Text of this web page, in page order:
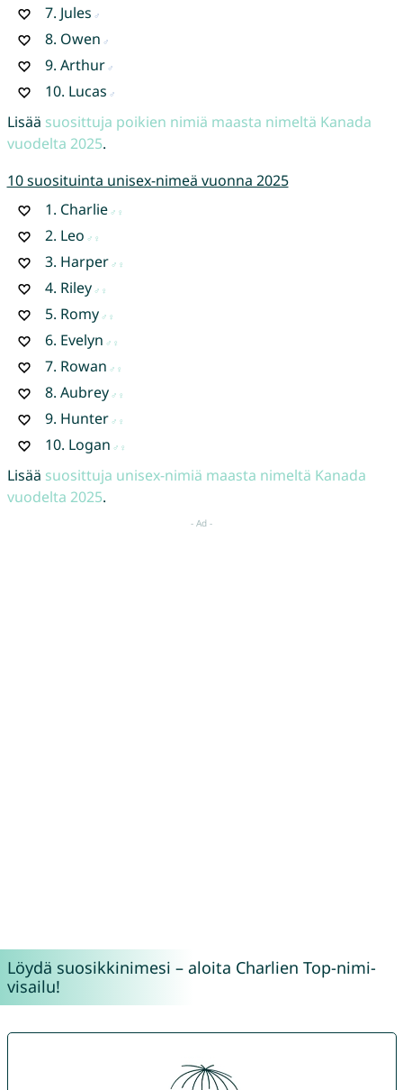
7. Jules
8. Owen
9. Arthur
10. Lucas
Lisää suosittuja poikien nimiä maasta nimeltä Kanada
vuodelta 2025.
10 suosituinta unisex-nimeä vuonna 2025
1. Charlie
2. Leo
3. Harper
4. Riley
5. Romy
6. Evelyn
7. Rowan
8. Aubrey
9. Hunter
10. Logan
Lisää suosittuja unisex-nimiä maasta nimeltä Kanada
vuodelta 2025.
Löydä suosikkinimesi – aloita Charlien Top-nimi-
visailu!